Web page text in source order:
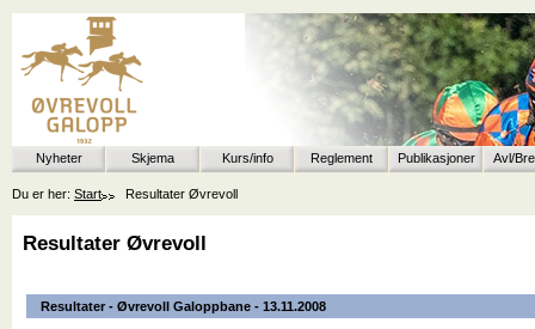
Nyheter Skjema Kurs/info Reglement Publikasjoner Avl/
Du er her: Start Resultater Øvrevoll
Resultater Øvrevoll
Resultater - Øvrevoll Galoppbane - 13.11.2008